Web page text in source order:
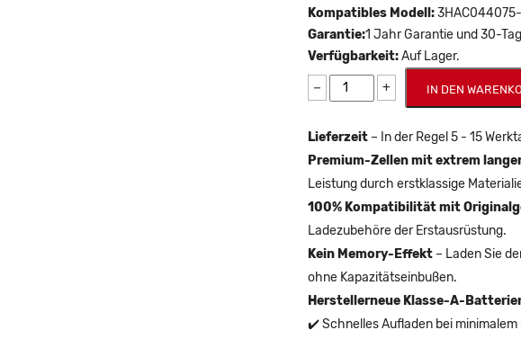
Kompatibles Modell:
Garantie:1 Jahr Garantie und 30-
Verfügbarkeit:Auf Lager.
− + IN DEN
Lieferzeit – In der Regel 5 - 15
Premium-Zellen mit extrem
Leistung durch erstklassige
100% Kompatibilität mit
Ladezubehöre der Erstausrüstung.
Kein Memory-Effekt – Laden Sie
ohne Kapazitätseinbußen.
Herstellerneue Klasse-A-
✔️ Schnelles Aufladen bei